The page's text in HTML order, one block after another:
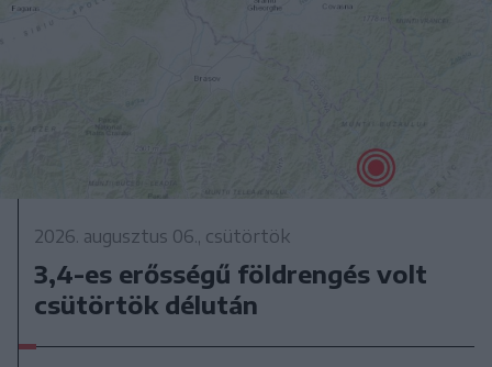
2026. augusztus 06., csütörtök
3,4-es erősségű földrengés volt
csütörtök délután